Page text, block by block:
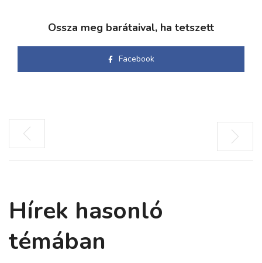
Ossza meg barátaival, ha tetszett
Facebook
Hírek hasonló
témában